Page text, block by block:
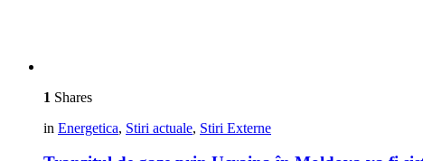
1 Shares
in Energetica, Stiri actuale, Stiri Externe